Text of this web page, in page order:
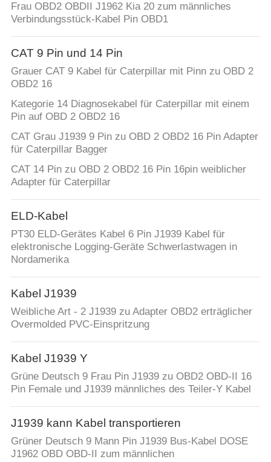
Frau OBD2 OBDII J1962 Kia 20 zum männliches
Verbindungsstück-Kabel Pin OBD1
CAT 9 Pin und 14 Pin
Grauer CAT 9 Kabel für Caterpillar mit Pinn zu OBD 2
OBD2 16
Kategorie 14 Diagnosekabel für Caterpillar mit einem
Pin auf OBD 2 OBD2 16
CAT Grau J1939 9 Pin zu OBD 2 OBD2 16 Pin Adapter
für Caterpillar Bagger
CAT 14 Pin zu OBD 2 OBD2 16 Pin 16pin weiblicher
Adapter für Caterpillar
ELD-Kabel
PT30 ELD-Gerätes Kabel 6 Pin J1939 Kabel für
elektronische Logging-Geräte Schwerlastwagen in
Nordamerika
Kabel J1939
Weibliche Art - 2 J1939 zu Adapter OBD2 erträglicher
Overmolded PVC-Einspritzung
Kabel J1939 Y
Grüne Deutsch 9 Frau Pin J1939 zu OBD2 OBD-II 16
Pin Female und J1939 männliches des Teiler-Y Kabel
J1939 kann Kabel transportieren
Grüner Deutsch 9 Mann Pin J1939 Bus-Kabel DOSE
J1962 OBD OBD-II zum männlichen